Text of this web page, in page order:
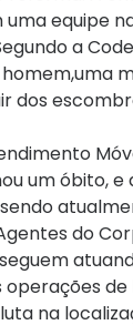
equipe
a
dos
um óbito, e
do
na